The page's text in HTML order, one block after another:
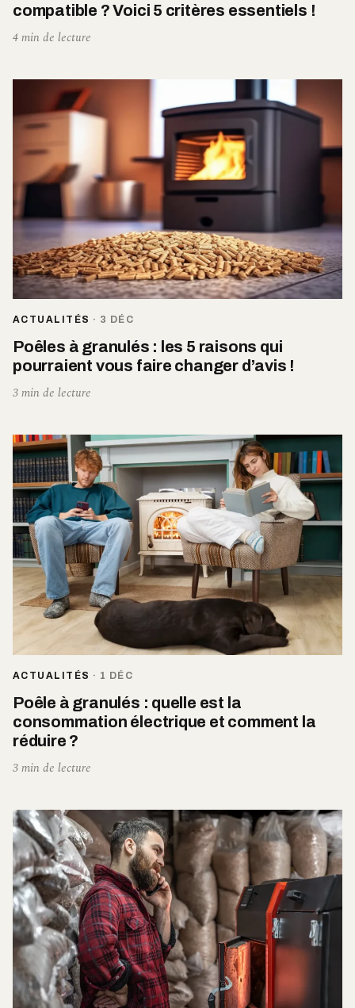
compatible ? Voici 5 critères essentiels !
4 min de lecture
ACTUALITÉS · 3 DÉC
Poêles à granulés : les 5 raisons qui
pourraient vous faire changer d’avis !
3 min de lecture
ACTUALITÉS · 1 DÉC
Poêle à granulés : quelle est la
consommation électrique et comment la
réduire ?
3 min de lecture